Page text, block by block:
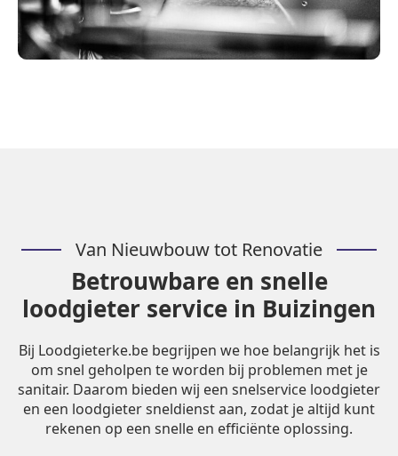
Van Nieuwbouw tot Renovatie
Betrouwbare en snelle
loodgieter service in Buizingen
Bij Loodgieterke.be begrijpen we hoe belangrijk het is
om snel geholpen te worden bij problemen met je
sanitair. Daarom bieden wij een snelservice loodgieter
en een loodgieter sneldienst aan, zodat je altijd kunt
rekenen op een snelle en efficiënte oplossing.